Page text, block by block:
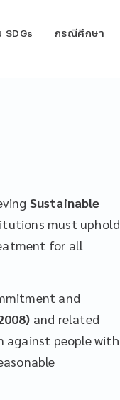
SDGs กรณีศึกษา
Sustainable
must uphold
for all
and
and related
against people with